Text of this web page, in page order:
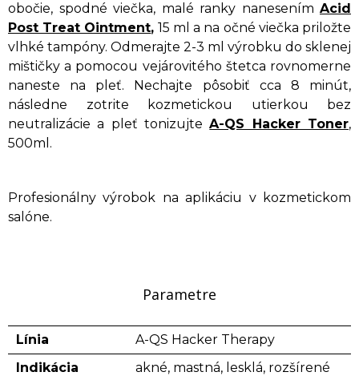
obočie, spodné viečka, malé ranky nanesením Acid
Post Treat Ointment, 15 ml a na očné viečka priložte
vlhké tampóny. Odmerajte 2-3 ml výrobku do sklenej
mištičky a pomocou vejárovitého štetca rovnomerne
naneste na pleť. Nechajte pôsobiť cca 8 minút,
následne zotrite kozmetickou utierkou bez
neutralizácie a pleť tonizujteA-QS Hacker Toner,
500ml.
Profesionálny výrobok na aplikáciu v kozmetickom
salóne.
Parametre
Línia
A-QS Hacker Therapy
Indikácia
akné, mastná, lesklá, rozšírené